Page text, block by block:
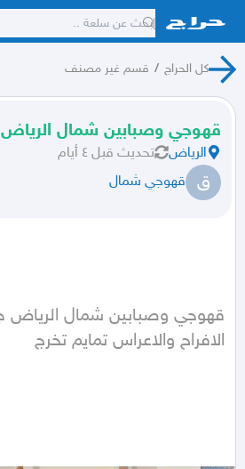
كل الحراج / قسم غير مصنف
قهوجي وصبابين شمال الرياض
الرياض تحديث قبل ٤ أيام
ق قهوجي شمال
الافراح والاعراس تمايم تخرج